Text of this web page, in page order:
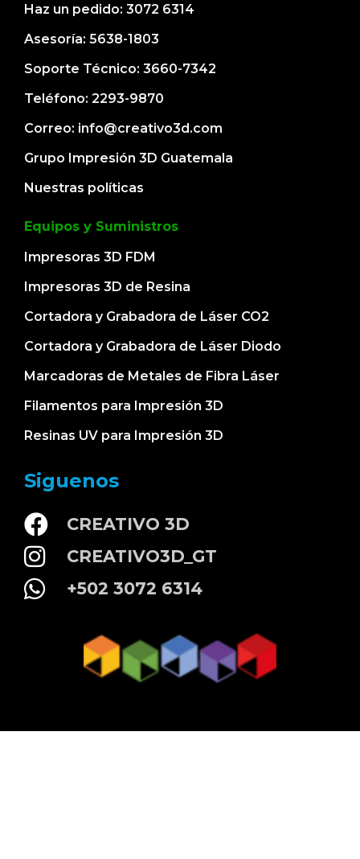
Haz un pedido: 3072 6314
Asesoría: 5638-1803
Soporte Técnico: 3660-7342
Teléfono: 2293-9870
Correo: info@creativo3d.com
Grupo Impresión 3D Guatemala
Nuestras políticas
Equipos y Suministros
Impresoras 3D FDM
Impresoras 3D de Resina
Cortadora y Grabadora de Láser CO2
Cortadora y Grabadora de Láser Diodo
Marcadoras de Metales de Fibra Láser
Filamentos para Impresión 3D
Resinas UV para Impresión 3D
Siguenos
CREATIVO 3D
CREATIVO3D_GT
+502 3072 6314